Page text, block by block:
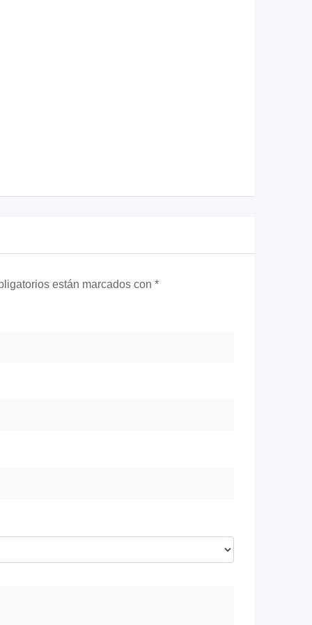
están marcados con *